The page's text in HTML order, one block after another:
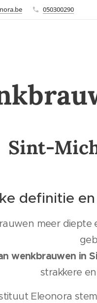
050300290
Sint-
definitie
meer diepte
wenkbrauwen in
strakkere
Eleonora